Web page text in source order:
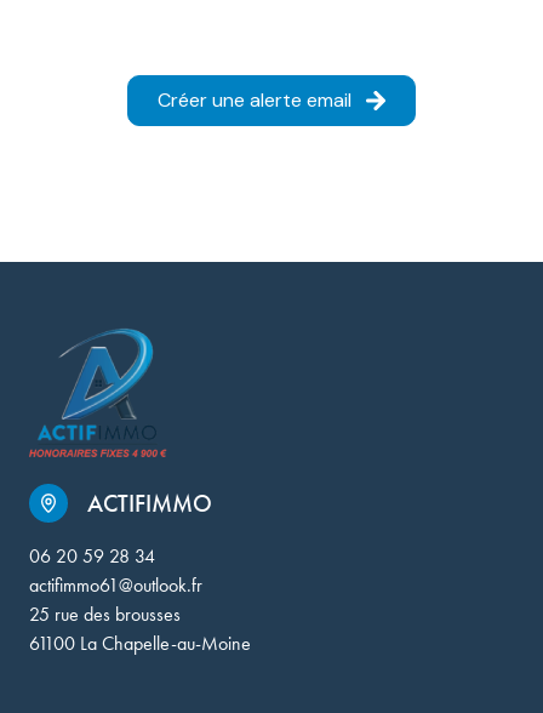
Créer une alerte email
ACTIFIMMO
06 20 59 28 34
actifimmo61@outlook.fr
25 rue des brousses
61100 La Chapelle-au-Moine